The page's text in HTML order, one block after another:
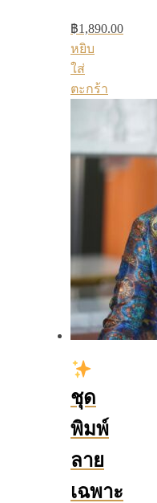
฿1,890.00
หยิบ
ใส่
ตะกร้า
ชุด
พิมพ์
ลาย
เฉพาะ